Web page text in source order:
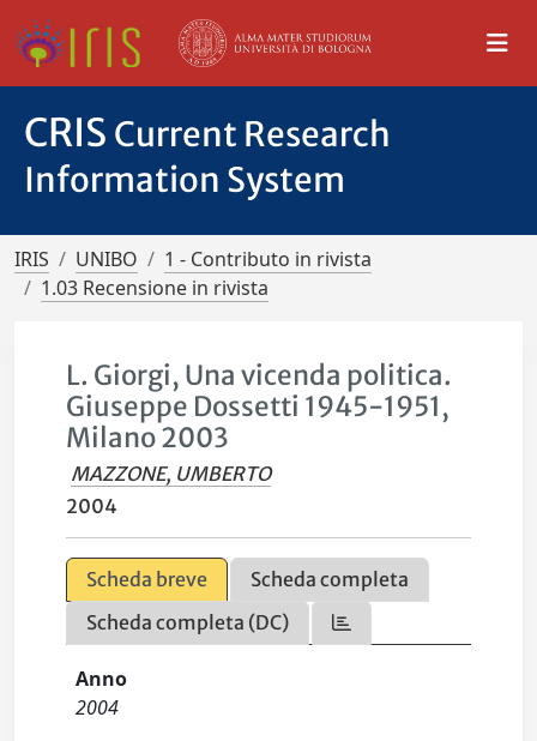
CRIS Current Research
Information System
IRIS UNIBO
1 - Contributo in rivista
1.03 Recensione in rivista
L. Giorgi, Una vicenda politica.
Giuseppe Dossetti 1945-1951,
Milano 2003
MAZZONE, UMBERTO
2004
Scheda breve
Scheda completa
Scheda completa (DC)
Anno
2004